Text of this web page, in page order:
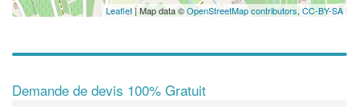
Leaflet| Map data ©OpenStreetMap contributors,CC-BY-SA
Demande de devis 100% Gratuit